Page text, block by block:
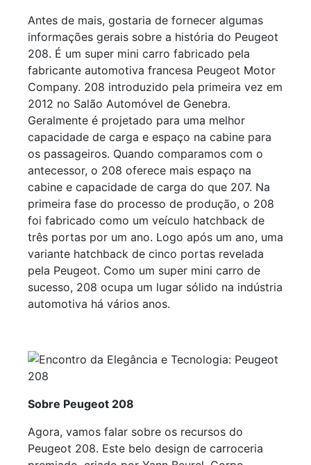
Antes de mais, gostaria de fornecer algumas
informações gerais sobre a história do Peugeot
208. É um super mini carro fabricado pela
fabricante automotiva francesa Peugeot Motor
Company. 208 introduzido pela primeira vez em
2012 no Salão Automóvel de Genebra.
Geralmente é projetado para uma melhor
capacidade de carga e espaço na cabine para
os passageiros. Quando comparamos com o
antecessor, o 208 oferece mais espaço na
cabine e capacidade de carga do que 207. Na
primeira fase do processo de produção, o 208
foi fabricado como um veículo hatchback de
três portas por um ano. Logo após um ano, uma
variante hatchback de cinco portas revelada
pela Peugeot. Como um super mini carro de
sucesso, 208 ocupa um lugar sólido na indústria
automotiva há vários anos.
Sobre Peugeot 208
Agora, vamos falar sobre os recursos do
Peugeot 208. Este belo design de carroceria